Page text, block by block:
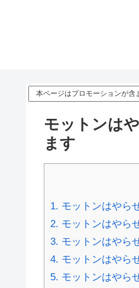
本ページはプロモーションが含
モットンは
ます
1. モットンはやら
2. モットンはやら
3. モットンはやら
4. モットンはやら
5. モットンはやら